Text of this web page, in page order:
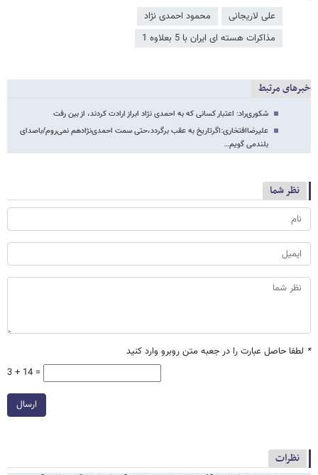
علی لاریجانی
محمود احمدی ‌نژاد
مذاکرات هسته ای ایران با 5 بعلاوه 1
خبرهای مرتبط
شکوری‌راد: اعتبار کسانی که به احمدی نژاد ابراز ارادت کردند، از بین رفت
علیرضاافتخاری:اگرتاریخ به عقب برگردد،حتی سمت احمدی‌نژادهم نمی‌روم/باصدای
بلندمی گویم…
نظر شما
* لطفا حاصل عبارت را در جعبه متن روبرو وارد کنید
3 + 14 =
ارسال
نظرات